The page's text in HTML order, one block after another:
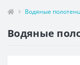
Водяные
Водяные